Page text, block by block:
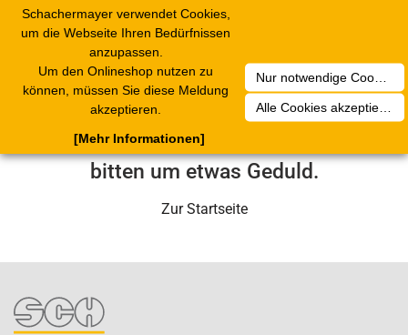
Schachermayer verwendet Cookies,
um die Webseite Ihren Bedürfnissen
anzupassen.
Um den Onlineshop nutzen zu
können, müssen Sie diese Meldung
akzeptieren.
Nur notwendige Cookies akzeptieren
Alle Cookies akzeptieren
[Mehr Informationen]
Leider ist ein technischer Fehler
aufgetreten. Unser Service-Team wird
sich in Kürze darum kümmern. Wir
bitten um etwas Geduld.
Zur Startseite